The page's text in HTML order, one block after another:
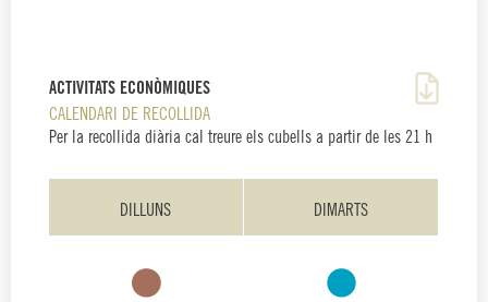
ACTIVITATS ECONÒMIQUES
CALENDARI DE RECOLLIDA
Per la recollida diària cal treure els cubells a partir de les 21 h
DILLUNS DIMARTS